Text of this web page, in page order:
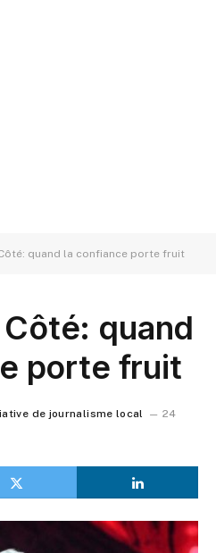
quand la confiance porte fruit
quand
porte fruit
de journalisme local
24